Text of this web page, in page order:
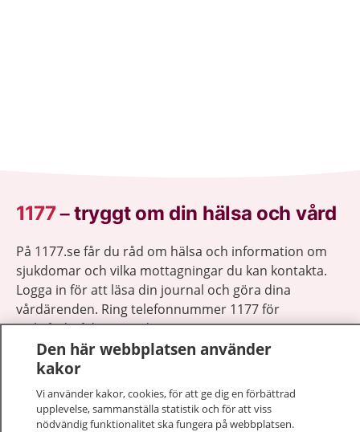
1177–tryggt om din hälsa och vård
På 1177.se får du råd om hälsa och information om
sjukdomar och vilka mottagningar du kan kontakta.
Logga in för att läsa din journal och göra dina
vårdärenden. Ring telefonnummer 1177 för
sjukvårdsrådgivning dygnet runt.
1177 ger dig råd när du vill må bättre.
Den här webbplatsen använder
kakor
Vi använder kakor, cookies, för att ge dig en förbättrad
upplevelse, sammanställa statistik och för att viss
nödvändig funktionalitet ska fungera på webbplatsen.